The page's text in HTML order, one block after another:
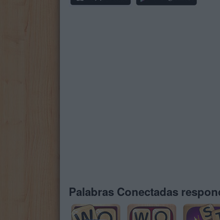
Palabras Conectadas